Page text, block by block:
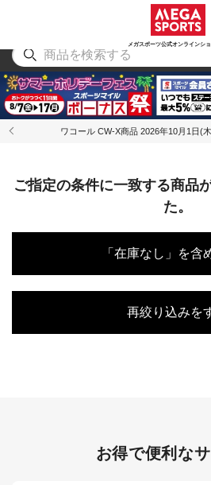
メガスポーツ公式オンラインシ
アウトドア
ワコール CW-X商品 2026年10月1日(
ご指定の条件に一致する商品
た。
「在庫なし」を含
再絞り込みを
お得で便利な